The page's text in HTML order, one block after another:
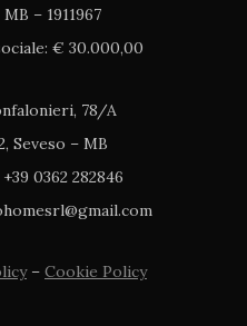
MB – 1911967
€ 30.000,00
78/A
Seveso – MB
0362 282846
– Cookie Policy